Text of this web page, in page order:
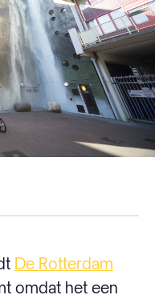
De Rotterdam
omdat het een